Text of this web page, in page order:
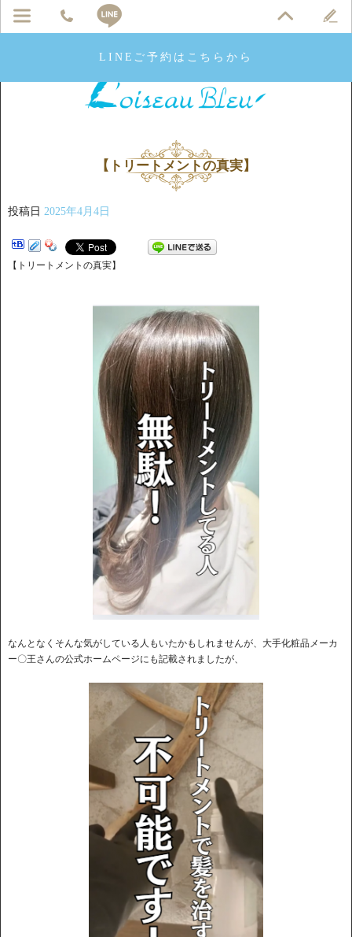
LINEご予約はこちらから
【トリートメントの真実】
投稿日 2025年4月4日
【トリートメントの真実】
なんとなくそんな気がしている人もいたかもしれませんが、大手化粧品メーカ
ー〇王さんの公式ホームページにも記載されましたが、